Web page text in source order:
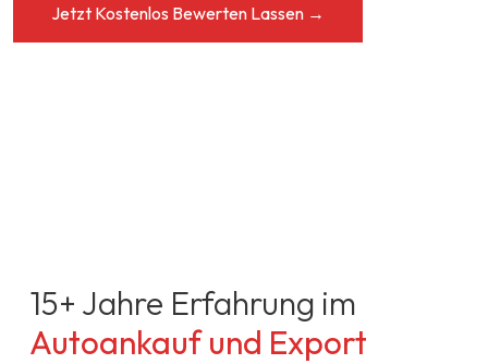
Jetzt Kostenlos Bewerten Lassen →
15+ Jahre Erfahrung im
Autoankauf und Export